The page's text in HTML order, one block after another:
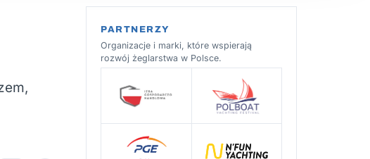
PARTNERZY
Organizacje i marki, które wspierają
rozwój żeglarstwa w Polsce.